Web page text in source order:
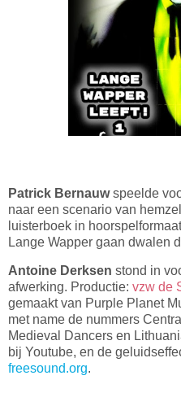
Patrick Bernauwspeelde
naar een scenario van
luisterboek in
Lange Wapper gaan dwalen
Antoine Derksen stond in
afwerking. Productie: vzw de
gemaakt van Purple Planet
met name de nummers
Medieval Dancers en
bij Youtube, en de
freesound.org.